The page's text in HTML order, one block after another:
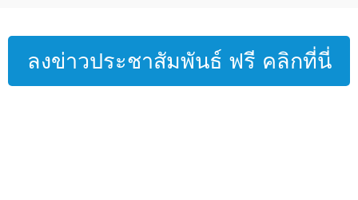
ลงข่าวประชาสัมพันธ์ ฟรี คลิกที่นี่